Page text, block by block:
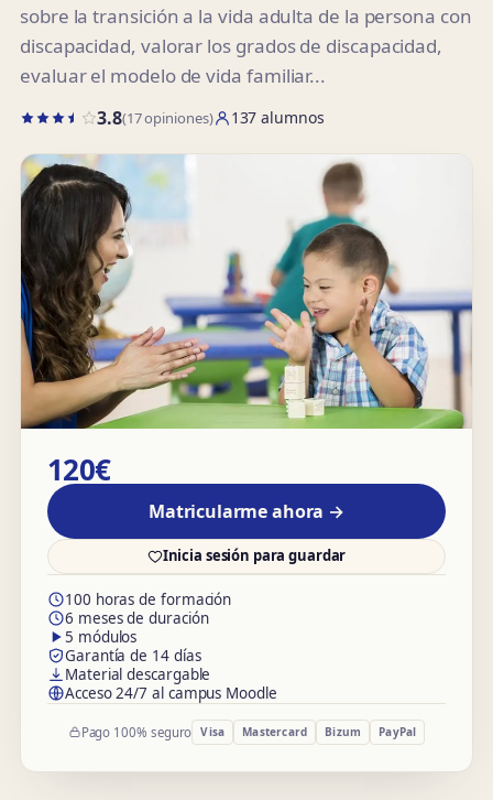
sobre la transición a la vida adulta de la persona con
discapacidad, valorar los grados de discapacidad,
evaluar el modelo de vida familiar...
3.8(17 opiniones) 137 alumnos
120€
Matricularme ahora →
Inicia sesión para guardar
100 horas de formación
6 meses de duración
5 módulos
Garantía de 14 días
Material descargable
Acceso 24/7 al campus Moodle
Pago 100% seguro Visa Mastercard Bizum PayPal